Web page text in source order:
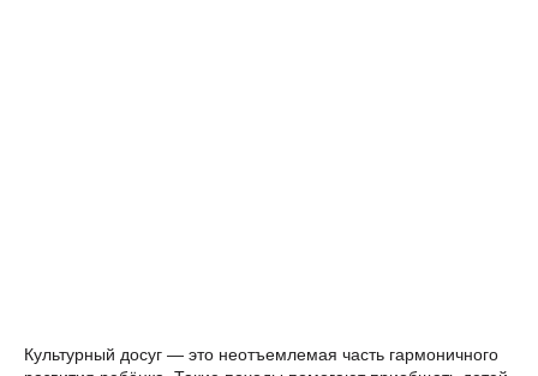
Культурный досуг — это неотъемлемая часть гармоничного